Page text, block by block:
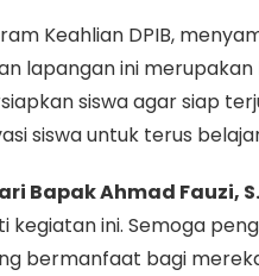
Keahlian DPIB,
lapangan ini
siswa agar siap
siswa untuk terus
Bapak Ahmad Fauzi,
kegiatan ini. Semoga
bermanfaat bagi